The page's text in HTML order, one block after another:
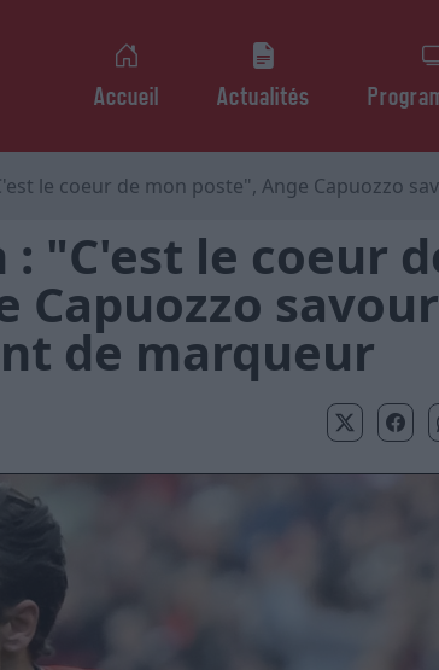
Accueil Actualités
le coeur de mon poste", Ange Capuozzo
"C'est le coeur
Capuozzo
de marqueur